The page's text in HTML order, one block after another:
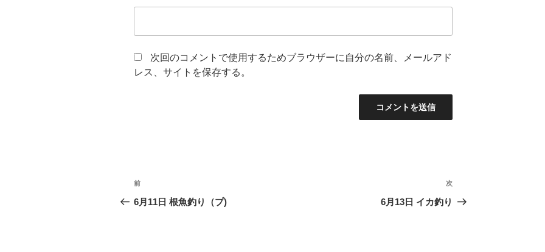
次回のコメントで使用するためブラウザーに自分の名前、メールアド
レス、サイトを保存する。
投
稿
前
の
前
6月11日 根魚釣り（プ)
次
の
次
6月13日 イカ釣り